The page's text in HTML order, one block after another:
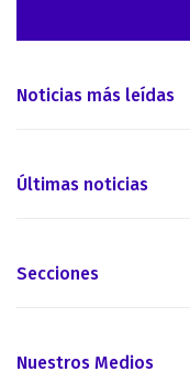
Noticias más leídas
Últimas noticias
Secciones
Nuestros Medios